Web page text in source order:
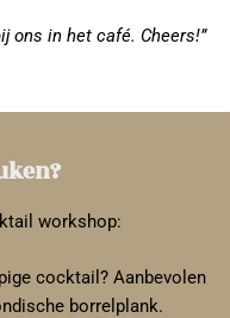
ons in het café. Cheers!”
workshop:
cocktail? Aanbevolen
borrelplank.